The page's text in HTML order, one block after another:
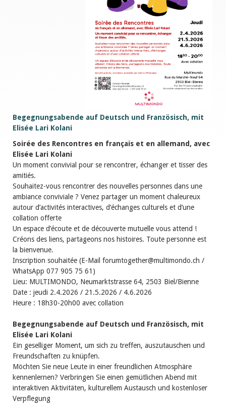
Begegnungsabende auf Deutsch und Französisch, mit
Elisée Lari Kolani
Soirée des Rencontres en français et en allemand, avec
Elisée Lari Kolani
Un moment convivial pour se rencontrer, échanger et tisser des
amitiés.
Souhaitez-vous rencontrer des nouvelles personnes dans une
ambiance conviviale ? Venez partager un moment chaleureux
autour d’activités interactives, d’échanges culturels et d’une
collation offerte
Un espace d’écoute et de découverte mutuelle vous attend !
Créons des liens, partageons nos histoires. Toute personne est
la bienvenue.
Inscription souhaitée (E-Mail forumtogether@multimondo.ch /
WhatsApp 077 905 75 61)
Lieu: MULTIMONDO, Neumarktstrasse 64, 2503 Biel/Bienne
Date : jeudi 2.4.2026 / 21.5.2026 / 4.6.2026
Heure : 18h30-20h00 avec collation
Begegnungsabende auf Deutsch und Französisch, mit
Elisée Lari Kolani
Ein geselliger Moment, um sich zu treffen, auszutauschen und
Freundschaften zu knüpfen.
Möchten Sie neue Leute in einer freundlichen Atmosphäre
kennenlernen? Verbringen Sie einen gemütlichen Abend mit
interaktiven Aktivitäten, kulturellem Austausch und kostenloser
Verpflegung